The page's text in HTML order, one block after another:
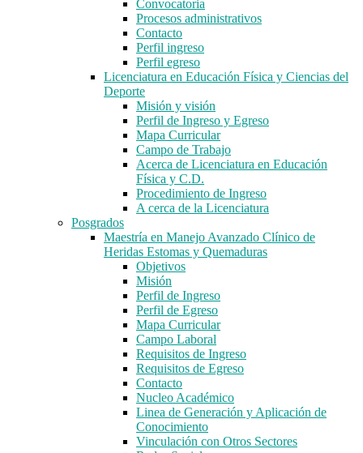
Convocatoria
Procesos administrativos
Contacto
Perfil ingreso
Perfil egreso
Licenciatura en Educación Física y Ciencias del
Deporte
Misión y visión
Perfil de Ingreso y Egreso
Mapa Curricular
Campo de Trabajo
Acerca de Licenciatura en Educación
Física y C.D.
Procedimiento de Ingreso
A cerca de la Licenciatura
Posgrados
Maestría en Manejo Avanzado Clínico de
Heridas Estomas y Quemaduras
Objetivos
Misión
Perfil de Ingreso
Perfil de Egreso
Mapa Curricular
Campo Laboral
Requisitos de Ingreso
Requisitos de Egreso
Contacto
Nucleo Académico
Linea de Generación y Aplicación de
Conocimiento
Vinculación con Otros Sectores